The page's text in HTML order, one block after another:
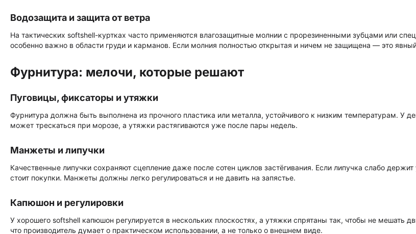
Водозащита и защита от ветра
На тактических softshell-куртках часто применяются влагозащитные молнии с прорезиненными зубцами или
особенно важно в области груди и карманов. Если молния полностью открытая и ничем не защищена — это
Фурнитура: мелочи, которые решают
Пуговицы, фиксаторы и утяжки
Фурнитура должна быть выполнена из прочного пластика или металла, устойчивого к низким температурам. У
может трескаться при морозе, а утяжки растягиваются уже после пары недель.
Манжеты и липучки
Качественные липучки сохраняют сцепление даже после сотен циклов застёгивания. Если липучка слабо
стоит покупки. Манжеты должны легко регулироваться и не давить на запястье.
Капюшон и регулировки
У хорошего softshell капюшон регулируется в нескольких плоскостях, а утяжки спрятаны так, чтобы не мешать
что производитель думает о практическом использовании, а не только о внешнем виде.